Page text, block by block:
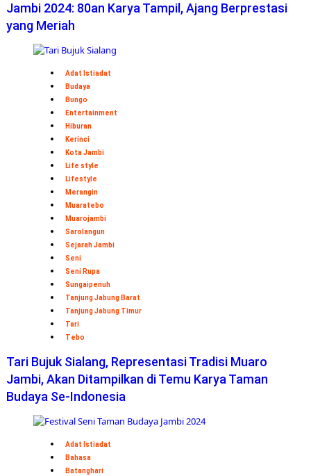
Jambi 2024: 80an Karya Tampil, Ajang Berprestasi
yang Meriah
Adat Istiadat
Budaya
Bungo
Entertainment
Hiburan
Kerinci
Kota Jambi
Life style
Lifestyle
Merangin
Muaratebo
Muarojambi
Sarolangun
Sejarah Jambi
Seni
Seni Rupa
Sungaipenuh
Tanjung Jabung Barat
Tanjung Jabung Timur
Tari
Tebo
Tari Bujuk Sialang, Representasi Tradisi Muaro
Jambi, Akan Ditampilkan di Temu Karya Taman
Budaya Se-Indonesia
Adat Istiadat
Bahasa
Batanghari